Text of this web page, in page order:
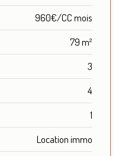
960€/CC mois
79 m²
3
4
1
Location immo